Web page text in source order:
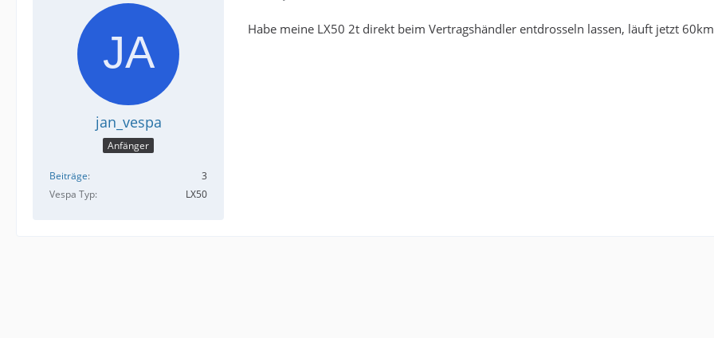
jan_vespa
Anfänger
Beiträge
3
Vespa Typ
LX50
Habe meine LX50 2t direkt beim Vertragshändler entdrosseln lassen, läuft jetzt